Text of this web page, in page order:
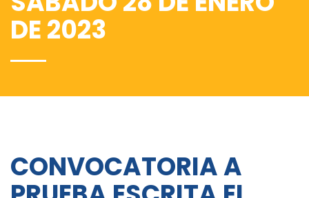
DE 2023
CONVOCATORIA A